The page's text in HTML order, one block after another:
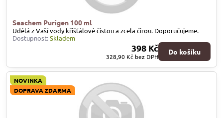
Seachem Purigen 100 ml
Udělá z Vaší vody křišťálově čistou a zcela čirou. Doporučujeme.
Dostupnost:Skladem
398 Kč
328,90 Kč bez DPH
Do košíku
NOVINKA
DOPRAVA ZDARMA